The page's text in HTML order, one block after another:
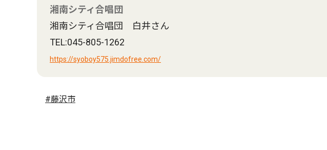
湘南シティ合唱団
湘南シティ合唱団 白井さん
TEL:045-805-1262
https://syoboy575.jimdofree.com/
#藤沢市